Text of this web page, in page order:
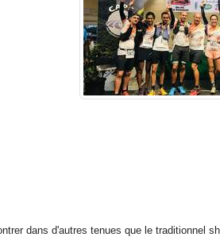
dans d'autres tenues que le traditionnel